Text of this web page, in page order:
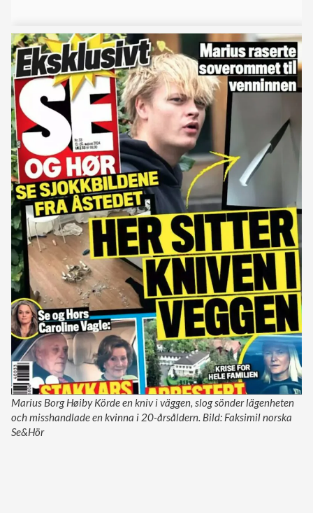
Marius Borg Høiby Körde en kniv i väggen, slog sönder lägenheten
och misshandlade en kvinna i 20-årsåldern. Bild: Faksimil norska
Se&Hör